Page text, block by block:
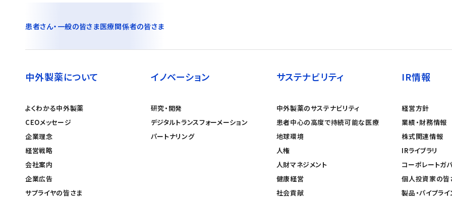
患者さん・一般の皆さま医療関係者の皆さま
中外製薬について
よくわかる中外製薬
CEOメッセージ
企業理念
経営戦略
会社案内
企業広告
サプライヤの皆さま
イノベーション
研究・開発
デジタルトランスフォーメーション
パートナリング
サステナビリティ
中外製薬のサステナビリティ
患者中心の高度で持続可能な医療
地球環境
人権
人財マネジメント
健康経営
社会貢献
IR情報
経営方針
業績・財務情報
株式関連情報
IRライブラリ
コーポレートガ
個人投資家の皆
製品・パイプライ